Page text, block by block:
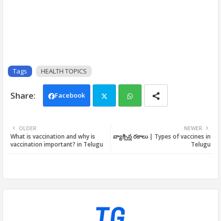
Tags HEALTH TOPICS
Facebook
ats
NEWER
వ్యాక్సిన్ల రకాలు | Types of vaccines in
Telugu
OLDER
What is vaccination and why is
vaccination important? in Telugu